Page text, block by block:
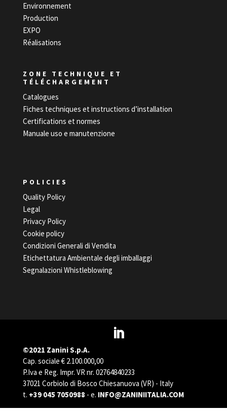
Environnement
Production
EXPO
Réalisations
ZONE TECHNIQUE ET
TÉLÉCHARGEMENT
Catalogues
Fiches techniques et instructions d’installation
Certifications et normes
Manuale uso e manutenzione
POLICIES
Quality Policy
Legal
Privacy Policy
Cookie policy
Condizioni Generali di Vendita
Etichettatura Ambientale degli imballaggi
Segnalazioni Whistleblowing
©2021 Zanini S.p.A.
Cap. sociale € 2.100.000,00
P.Iva e Reg. Impr. VR nr. 02764840233
37021 Corbiolo di Bosco Chiesanuova (VR) - Italy
t. +39 045 7050988 - e. INFO@ZANINIITALIA.COM